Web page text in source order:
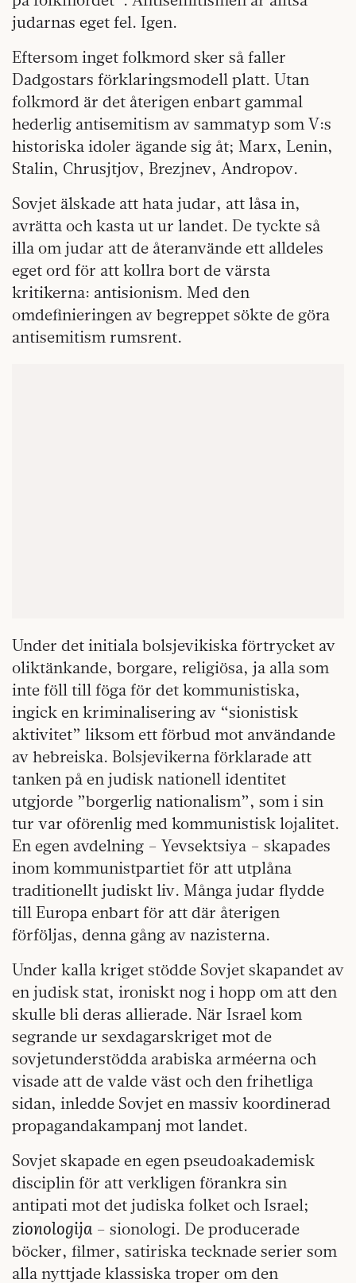
judarnas eget fel. Igen.
Eftersom inget folkmord sker så faller
Dadgostars förklaringsmodell platt. Utan
folkmord är det återigen enbart gammal
hederlig antisemitism av sammatyp som V:s
historiska idoler ägande sig åt; Marx, Lenin,
Stalin, Chrusjtjov, Brezjnev, Andropov.
Sovjet älskade att hata judar, att låsa in,
avrätta och kasta ut ur landet. De tyckte så
illa om judar att de återanvände ett alldeles
eget ord för att kollra bort de värsta
kritikerna: antisionism. Med den
omdefinieringen av begreppet sökte de göra
antisemitism rumsrent.
Under det initiala bolsjevikiska förtrycket av
oliktänkande, borgare, religiösa, ja alla som
inte föll till föga för det kommunistiska,
ingick en kriminalisering av “sionistisk
aktivitet” liksom ett förbud mot användande
av hebreiska. Bolsjevikerna förklarade att
tanken på en judisk nationell identitet
utgjorde ”borgerlig nationalism”, som i sin
tur var oförenlig med kommunistisk lojalitet.
En egen avdelning – Yevsektsiya – skapades
inom kommunistpartiet för att utplåna
traditionellt judiskt liv. Många judar flydde
till Europa enbart för att där återigen
förföljas, denna gång av nazisterna.
Under kalla kriget stödde Sovjet skapandet av
en judisk stat, ironiskt nog i hopp om att den
skulle bli deras allierade. När Israel kom
segrande ur sexdagarskriget mot de
sovjetunderstödda arabiska arméerna och
visade att de valde väst och den frihetliga
sidan, inledde Sovjet en massiv koordinerad
propagandakampanj mot landet.
Sovjet skapade en egen pseudoakademisk
disciplin för att verkligen förankra sin
antipati mot det judiska folket och Israel;
zionologija – sionologi. De producerade
böcker, filmer, satiriska tecknade serier som
alla nyttjade klassiska troper om den